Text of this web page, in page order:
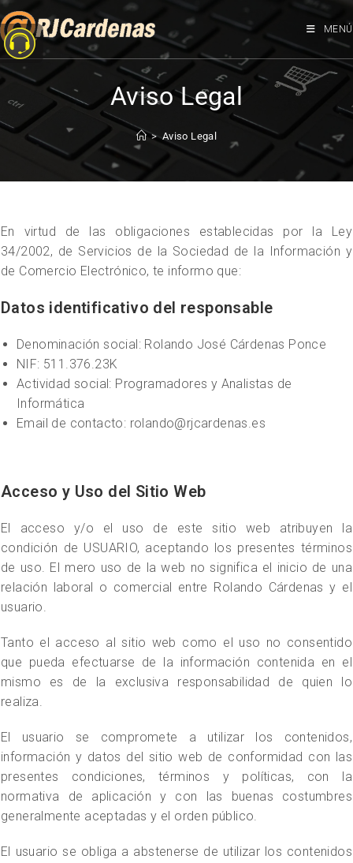
MENÚ
Aviso Legal
> Aviso Legal
En virtud de las obligaciones establecidas por la Ley
34/2002, de Servicios de la Sociedad de la Información y
de Comercio Electrónico, te informo que:
Datos identificativo del responsable
Denominación social: Rolando José Cárdenas Ponce
NIF: 511.376.23K
Actividad social: Programadores y Analistas de
Informática
Email de contacto: rolando@rjcardenas.es
Acceso y Uso del Sitio Web
El acceso y/o el uso de este sitio web atribuyen la
condición de USUARIO, aceptando los presentes términos
de uso. El mero uso de la web no significa el inicio de una
relación laboral o comercial entre Rolando Cárdenas y el
usuario.
Tanto el acceso al sitio web como el uso no consentido
que pueda efectuarse de la información contenida en el
mismo es de la exclusiva responsabilidad de quien lo
realiza.
El usuario se compromete a utilizar los contenidos,
información y datos del sitio web de conformidad con las
presentes condiciones, términos y políticas, con la
normativa de aplicación y con las buenas costumbres
generalmente aceptadas y el orden público.
El usuario se obliga a abstenerse de utilizar los contenidos